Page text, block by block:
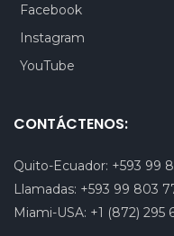
Facebook
Instagram
YouTube
CONTÁCTENOS:
Quito-Ecuador: +593 99
Llamadas: +593 99 803
Miami-USA: +1 (872) 295